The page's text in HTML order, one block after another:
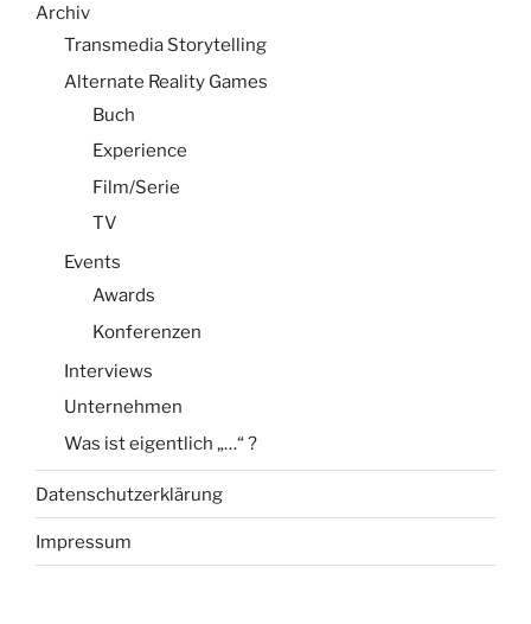
Archiv
Transmedia Storytelling
Alternate Reality Games
Buch
Experience
Film/Serie
TV
Events
Awards
Konferenzen
Interviews
Unternehmen
Was ist eigentlich „…“ ?
Datenschutzerklärung
Impressum